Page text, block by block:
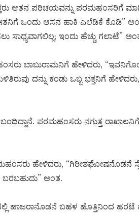
ಆತನ ಪರಿಚಯವನ್ನು ಪರಮಹಂಸರಿಗೆ
“ಈತನಿಗೆ ಒಂದು ಆಸನ ಹಾಕಿ ಎಲೆಡಿಕೆ
ಸಾಧ್ಯವಾಗಲಿಲ್ಲ; ಇಂದು ಹೆಚ್ಚು ಗಲಾಟೆ”
ಬಾಬುರಾಮನಿಗೆ ಹೇಳಿದರು,
ದನ್ನು ಕಂಡು ಒಬ್ಬ ಭಕ್ತನಿಗೆ
ಪರಮಹಂಸರು ನಗುತ್ತ ರಾಖಾಲನಿಗೆ
ಹೇಳಿದರು, “ಗಿರೀಶಘೋಷನೊಡನೆ
ಅಂತ.
ಹಾಜರಾನೊಡನೆ ಬಹಳ ಹೊತ್ತಿನಿಂದ ಹರಟೆ